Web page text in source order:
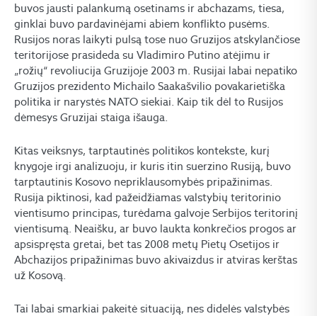
buvos jausti palankumą osetinams ir abchazams, tiesa,
ginklai buvo pardavinėjami abiem konflikto pusėms.
Rusijos noras laikyti pulsą tose nuo Gruzijos atskylančiose
teritorijose prasideda su Vladimiro Putino atėjimu ir
„rožių“ revoliucija Gruzijoje 2003 m. Rusijai labai nepatiko
Gruzijos prezidento Michailo Saakašvilio povakarietiška
politika ir narystės NATO siekiai. Kaip tik dėl to Rusijos
dėmesys Gruzijai staiga išauga.
Kitas veiksnys, tarptautinės politikos kontekste, kurį
knygoje irgi analizuoju, ir kuris itin suerzino Rusiją, buvo
tarptautinis Kosovo nepriklausomybės pripažinimas.
Rusija piktinosi, kad pažeidžiamas valstybių teritorinio
vientisumo principas, turėdama galvoje Serbijos teritorinį
vientisumą. Neaišku, ar buvo laukta konkrečios progos ar
apsispręsta gretai, bet tas 2008 metų Pietų Osetijos ir
Abchazijos pripažinimas buvo akivaizdus ir atviras kerštas
už Kosovą.
Tai labai smarkiai pakeitė situaciją, nes didelės valstybės